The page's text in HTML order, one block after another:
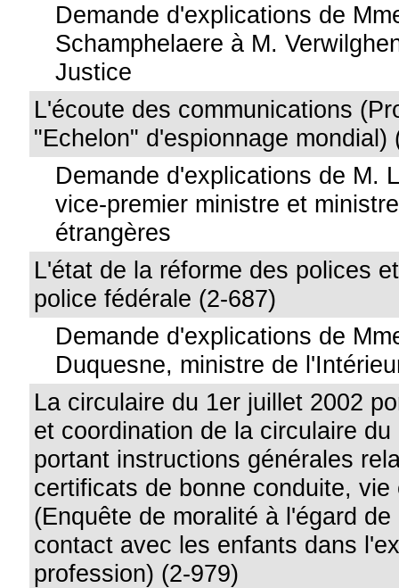
Demande d'explications de
Schamphelaere à M.
Justice
L'écoute des communications
"Echelon" d'espionnage mondial)
Demande d'explications de M.
vice-premier ministre et
étrangères
L'état de la réforme des polices
police fédérale (2-687)
Demande d'explications de
Duquesne, ministre de
La circulaire du 1er juillet 2002
et coordination de la circulaire
portant instructions générales
certificats de bonne conduite, vie
(Enquête de moralité à l'égard
contact avec les enfants dans
profession) (2-979)